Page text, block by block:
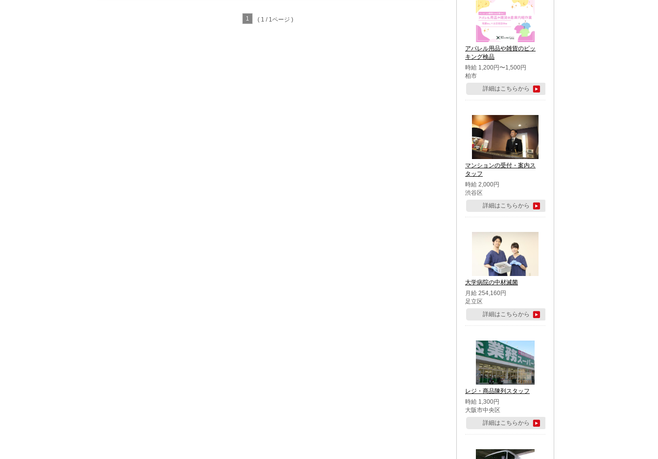
1 ( 1 / 1ページ )
アパレル用品や雑貨のピッ
キング検品
時給 1,200円〜1,500円
柏市
詳細はこちらから
マンションの受付・案内ス
タッフ
時給 2,000円
渋谷区
詳細はこちらから
大学病院の中材滅菌
月給 254,160円
足立区
詳細はこちらから
レジ・商品陳列スタッフ
時給 1,300円
大阪市中央区
詳細はこちらから